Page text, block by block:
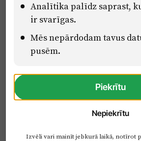
transformācija un inovācijas” 2.2.1.5.i.
uzņēmumu digitālās transformācijas
“Mācības mediju nozares speciālistu
zināšanu pilnveidošanai” projektā
kompetenču centrs (2.2.1.5.i.0/2/
Analītika palīdz saprast,
ir svarīgas.
Mēs nepārdodam tavus
pusēm.
Piekrītu
Nepiekrītu
Izvēli vari mainīt jebkurā laikā, notīrot